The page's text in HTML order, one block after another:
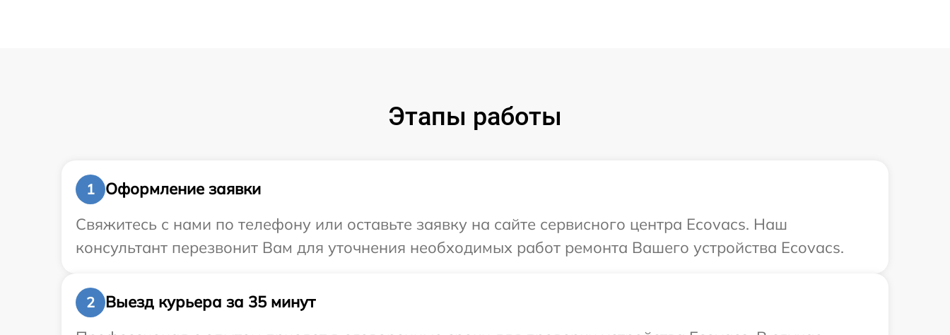
Этапы работы
1
Оформление заявки
Свяжитесь с нами по телефону или оставьте заявку на сайте сервисного центра Ecovacs. Наш
консультант перезвонит Вам для уточнения необходимых работ ремонта Вашего устройства Ecovacs.
2
Выезд курьера за 35 минут